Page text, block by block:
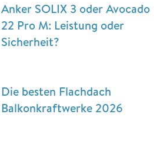
Anker SOLIX 3 oder Avocado
22 Pro M: Leistung oder
Sicherheit?
Die besten Flachdach
Balkonkraftwerke 2026